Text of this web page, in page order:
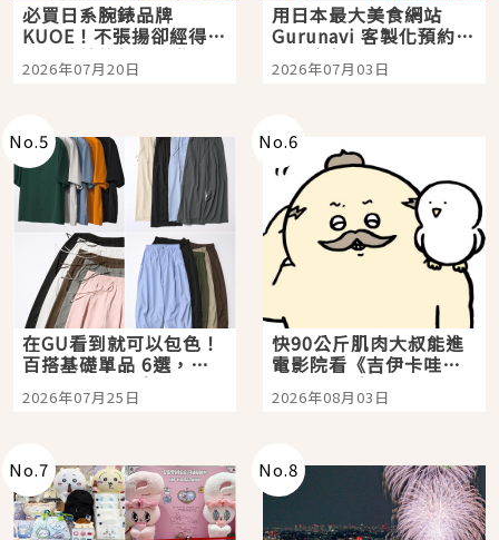
必買日系腕錶品牌
KUOE！不張揚卻經得起
時間洗鍊的經典之作五
選
2026年07月20日
用日本最大美食網站
Gurunavi 客製化預約九
大都市餐廳，打造專屬
美食體驗！
2026年07月03日
No.5
在GU看到就可以包色！
百搭基礎單品 6選，閉
眼全收也不心疼
2026年07月25日
No.6
快90公斤肌肉大叔能進
電影院看《吉伊卡哇》
嗎？日本重金屬樂團
「打首」會長與nagano
2026年08月03日
No.7 No.8